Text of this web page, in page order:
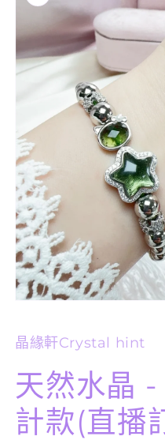
動
視
中
開
啟
多
晶緣軒Crystal hint
天然水晶
計款(直播